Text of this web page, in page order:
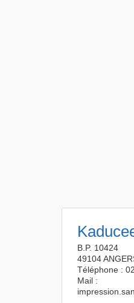
B.P. 10424
49104
Téléphone :
Mail :